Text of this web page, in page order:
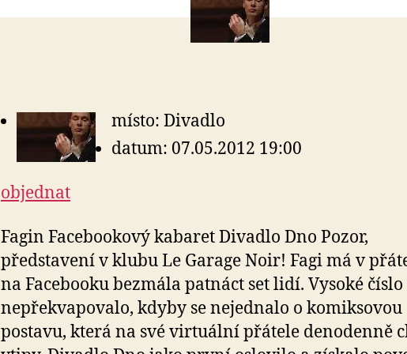
místo: Divadlo
datum: 07.05.2012 19:00
objednat
Fagin Facebookový kabaret Divadlo Dno Pozor,
představení v klubu Le Garage Noir! Fagi má v
na Facebooku bezmála patnáct set lidí. Vysoké
nepřekvapovalo, kdyby se nejednalo o komiksovou
postavu, která na své virtuální přátele denodenně